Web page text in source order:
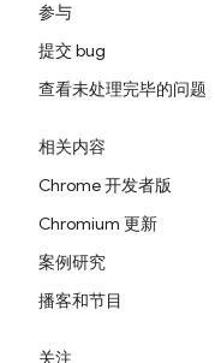
参与
提交 bug
查看未处理完毕的问题
相关内容
Chrome 开发者版
Chromium 更新
案例研究
播客和节目
关注